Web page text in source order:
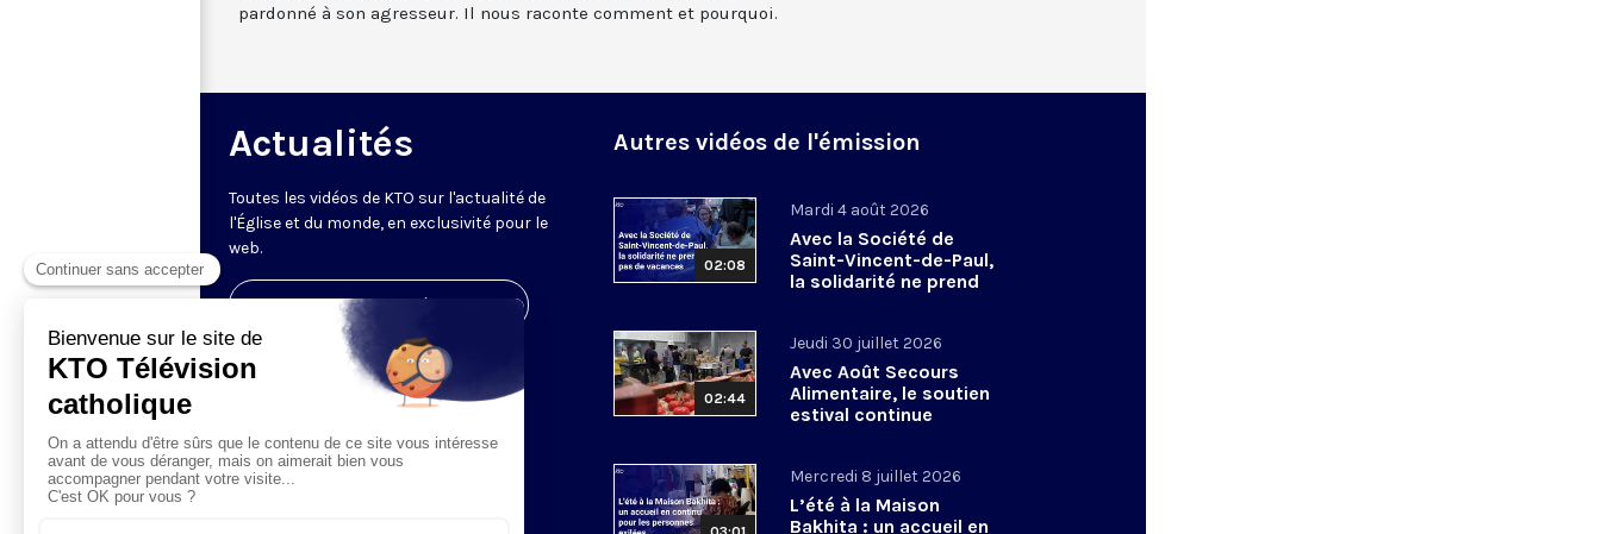
pardonné à son agresseur. Il nous raconte comment et pourquoi.
Actualités
Toutes les vidéos de KTO sur l'actualité de
l'Église et du monde, en exclusivité pour le
web.
Visiter la page de l'émission
Autres vidéos de l'émission
02:08
Mardi 4 août 2026
Avec la Société de
Saint-Vincent-de-Paul,
la solidarité ne prend
02:44
Jeudi 30 juillet 2026
Avec Août Secours
Alimentaire, le soutien
estival continue
Mercredi 8 juillet 2026
L’été à la Maison
Bakhita : un accueil en